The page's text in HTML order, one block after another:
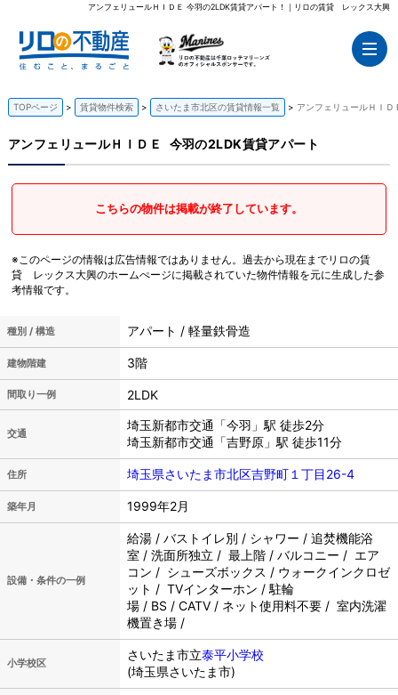
アンフェリュールＨＩＤＥ 今羽の2LDK賃貸アパート！｜リロの賃貸 レックス大興
TOPページ 賃貸物件検索 さいたま市北区の賃貸情報一覧 アンフェリュールＨＩ
アンフェリュールＨＩＤＥ 今羽の2LDK賃貸アパート
こちらの物件は掲載が終了しています。
※このページの情報は広告情報ではありません。過去から現在までリロの賃
貸 レックス大興のホームぺージに掲載されていた物件情報を元に生成した参
考情報です。
種別 / 構造 アパート / 軽量鉄骨造
建物階建 3階
間取り一例 2LDK
交通
埼玉新都市交通「今羽」駅 徒歩2分
埼玉新都市交通「吉野原」駅 徒歩11分
住所 埼玉県さいたま市北区吉野町１丁目26-4
築年月 1999年2月
設備・条件の一例
給湯 / バストイレ別 / シャワー / 追焚機能浴
室 / 洗面所独立 / 最上階 / バルコニー / エア
コン / シューズボックス / ウォークインクロゼ
ット / TVインターホン / 駐輪
場 / BS / CATV / ネット使用料不要 / 室内洗濯
機置き場 /
小学校区
さいたま市立泰平小学校
(埼玉県さいたま市)